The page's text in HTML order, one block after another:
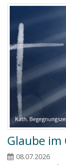
Glaube im
08.07.2026